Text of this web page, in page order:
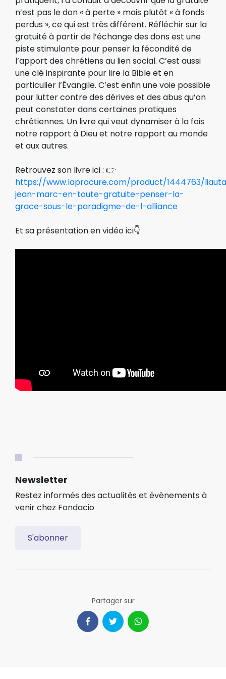
n’est pas le don « à perte » mais plutôt « à fonds
perdus », ce qui est très différent. Réfléchir sur la
gratuité à partir de l’échange des dons est une
piste stimulante pour penser la fécondité de
l’apport des chrétiens au lien social. C’est aussi
une clé inspirante pour lire la Bible et en
particulier l’Évangile. C’est enfin une voie possible
pour lutter contre des dérives et des abus qu’on
peut constater dans certaines pratiques
chrétiennes. Un livre qui veut dynamiser à la fois
notre rapport à Dieu et notre rapport au monde
et aux autres.
Retrouvez son livre ici : 👉
https://www.laprocure.com/product/1444763/
jean-marc-en-toute-gratuite-penser-la-
grace-sous-le-paradigme-de-l-alliance
Et sa présentation en vidéo ici👇
Newsletter
Restez informés des actualités et évènements à
venir chez Fondacio
S'abonner
Partager sur